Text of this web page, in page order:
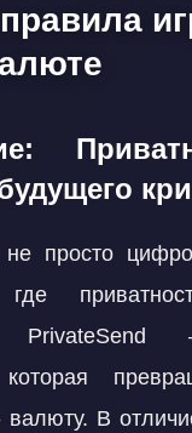
просто
где
которая
В